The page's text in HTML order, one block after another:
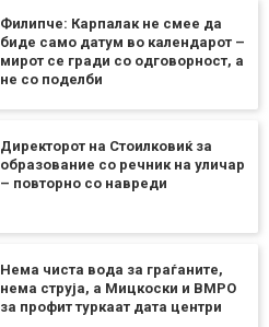
Филипче: Карпалак не смее да
биде само датум во календарот –
мирот се гради со одговорност, а
не со поделби
Директорот на Стоилковиќ за
образование со речник на уличар
– повторно со навреди
Нема чиста вода за граѓаните,
нема струја, а Мицкоски и ВМРО
за профит туркаат дата центри